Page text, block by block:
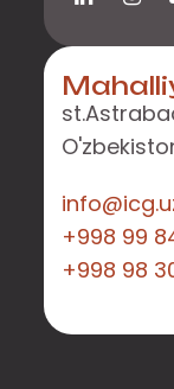
+998 99
+998 98